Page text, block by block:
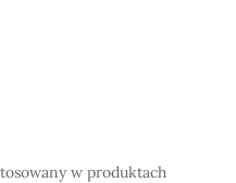
w produktach